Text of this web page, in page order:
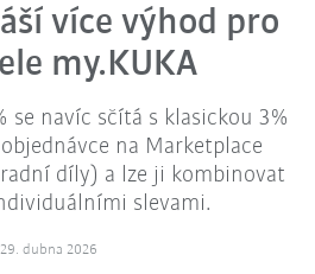
více výhod pro
my.KUKA
se navíc sčítá s klasickou 3%
na Marketplace
díly) a lze ji kombinovat
slevami.
29. dubna 2026